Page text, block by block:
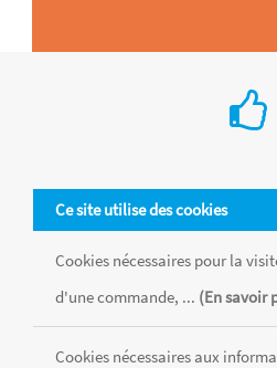
Ce site utilise des cookies
Cookies nécessaires pour la
d'une commande, ... (En savoir
Cookies nécessaires aux
Tous les produits sont vendus dans la